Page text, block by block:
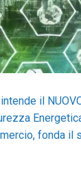
intende il
fonda